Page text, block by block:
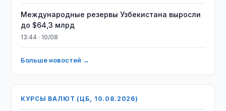
Международные резервы Узбекистана выросли
до $64,3 млрд
13:44 · 10/08
Больше новостей →
КУРСЫ ВАЛЮТ (ЦБ, 10.08.2026)